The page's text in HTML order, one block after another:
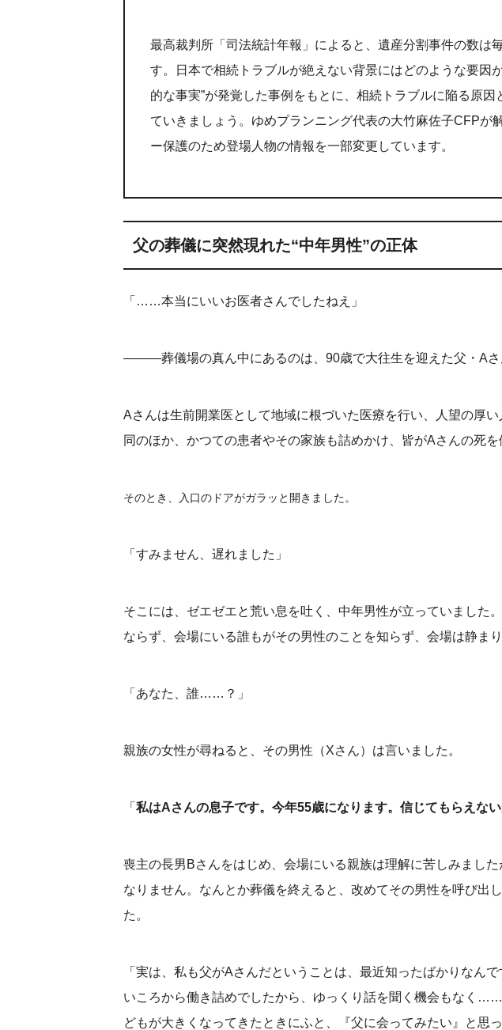
最高裁判所「司法統計年報」によると、遺産分割事件の数は
す。日本で相続トラブルが絶えない背景にはどのような要因
的な事実”が発覚した事例をもとに、相続トラブルに陥る原因
ていきましょう。ゆめプランニング代表の大竹麻佐子CFPが
ー保護のため登場人物の情報を一部変更しています。
父の葬儀に突然現れた“中年男性”の正体
「……本当にいいお医者さんでしたねえ」
―――葬儀場の真ん中にあるのは、90歳で大往生を迎えた父・Aさ
Aさんは生前開業医として地域に根づいた医療を行い、人望の厚
同のほか、かつての患者やその家族も詰めかけ、皆がAさんの死を
そのとき、入口のドアがガラッと開きました。
「すみません、遅れました」
そこには、ゼエゼエと荒い息を吐く、中年男性が立っていました
ならず、会場にいる誰もがその男性のことを知らず、会場は静まり
「あなた、誰……？」
親族の女性が尋ねると、その男性（Xさん）は言いました。
「 私はAさんの息子です。今年55歳になります。信じてもらえな
喪主の長男Bさんをはじめ、会場にいる親族は理解に苦しみまし
なりません。なんとか葬儀を終えると、改めてその男性を呼び出
た。
「実は、私も父がAさんだということは、最近知ったばかりなん
いころから働き詰めでしたから、ゆっくり話を聞く機会もなく
どもが大きくなってきたときにふと、『父に会ってみたい』と思